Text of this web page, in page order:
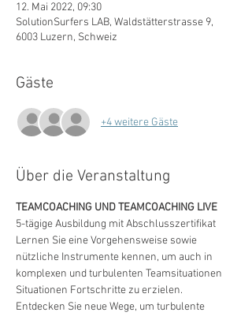
12. Mai 2022, 09:30
SolutionSurfers LAB, Waldstätterstrasse 9,
6003 Luzern, Schweiz
Gäste
+4 weitere Gäste
Über die Veranstaltung
TEAMCOACHING UND TEAMCOACHING LIVE
5-tägige Ausbildung mit Abschlusszertifikat
Lernen Sie eine Vorgehensweise sowie
nützliche Instrumente kennen, um auch in
komplexen und turbulenten Teamsituationen
Situationen Fortschritte zu erzielen.
Entdecken Sie neue Wege, um turbulente